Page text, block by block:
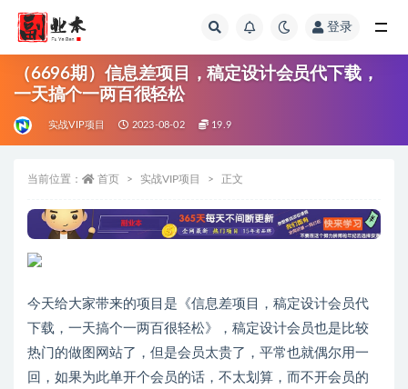
登录
（6696期）信息差项目，稿定设计会员代下载，
一天搞个一两百很轻松
实战VIP项目 2023-08-02 19.9
当前位置： 首页 实战VIP项目 正文
今天给大家带来的项目是《信息差项目，稿定设计会员代
下载，一天搞个一两百很轻松》，稿定设计会员也是比较
热门的做图网站了，但是会员太贵了，平常也就偶尔用一
回，如果为此单开个会员的话，不太划算，而不开会员的